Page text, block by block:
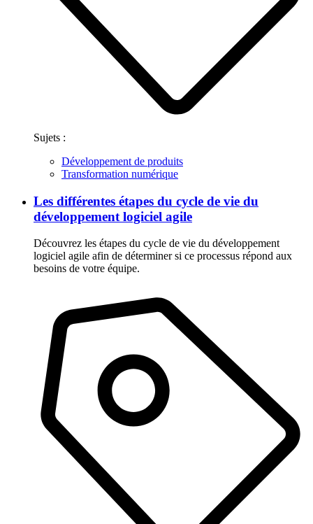
Sujets :
Développement de produits
Transformation numérique
Les différentes étapes du cycle de vie du
développement logiciel agile
Découvrez les étapes du cycle de vie du développement
logiciel agile afin de déterminer si ce processus répond aux
besoins de votre équipe.